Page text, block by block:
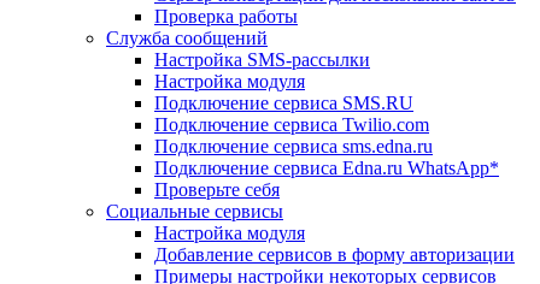
Проверка работы
Служба сообщений
Настройка SMS-рассылки
Настройка модуля
Подключение сервиса SMS.RU
Подключение сервиса Twilio.com
Подключение сервиса sms.edna.ru
Подключение сервиса Edna.ru WhatsApp*
Проверьте себя
Социальные сервисы
Настройка модуля
Добавление сервисов в форму авторизации
Примеры настройки некоторых сервисов